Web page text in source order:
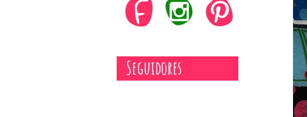
Seguidores